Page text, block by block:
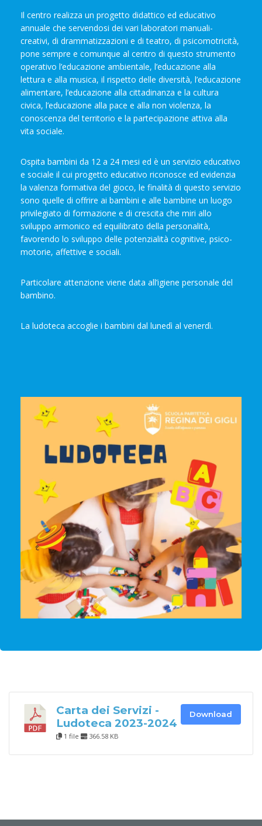
Il centro realizza un progetto didattico ed educativo
annuale che servendosi dei vari laboratori manuali-
creativi, di drammatizzazioni e di teatro, di psicomotricità,
pone sempre e comunque al centro di questo strumento
operativo l’educazione ambientale, l’educazione alla
lettura e alla musica, il rispetto delle diversità, l’educazione
alimentare, l’educazione alla cittadinanza e la cultura
civica, l’educazione alla pace e alla non violenza, la
conoscenza del territorio e la partecipazione attiva alla
vita sociale.
Ospita bambini da 12 a 24 mesi ed è un servizio educativo
e sociale il cui progetto educativo riconosce ed evidenzia
la valenza formativa del gioco, le finalità di questo servizio
sono quelle di offrire ai bambini e alle bambine un luogo
privilegiato di formazione e di crescita che miri allo
sviluppo armonico ed equilibrato della personalità,
favorendo lo sviluppo delle potenzialità cognitive, psico-
motorie, affettive e sociali.
Particolare attenzione viene data all’igiene personale del
bambino.
La ludoteca accoglie i bambini dal lunedì al venerdì.
Carta dei Servizi -
Ludoteca 2023-2024
1 file 366.58 KB
Download